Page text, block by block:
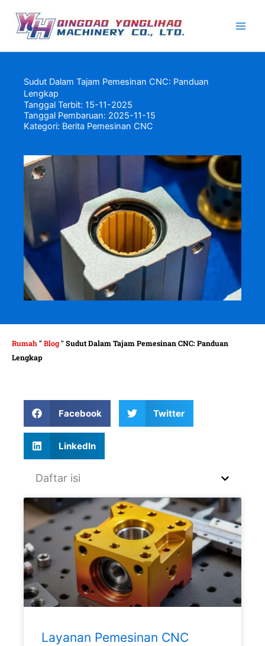
konten
Sudut Dalam Tajam Pemesinan CNC: Panduan
Lengkap
Tanggal Terbit: 15-11-2025
Tanggal Pembaruan: 2025-11-15
Kategori: Berita Pemesinan CNC
Rumah"Blog"Sudut Dalam Tajam Pemesinan CNC: Panduan
Lengkap
Facebook Twitter
LinkedIn
Daftar isi
Layanan Pemesinan CNC